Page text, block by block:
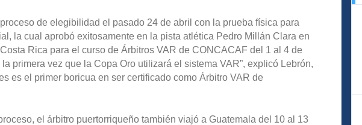
de elegibilidad el pasado 24 de abril con la prueba física para
la cual aprobó exitosamente en la pista atlética Pedro Millán Clara en
Rica para el curso de Árbitros VAR de CONCACAF del 1 al 4 de
primera vez que la Copa Oro utilizará el sistema VAR”, explicó Lebrón,
es el primer boricua en ser certificado como Árbitro VAR de
el árbitro puertorriqueño también viajó a Guatemala del 10 al 13